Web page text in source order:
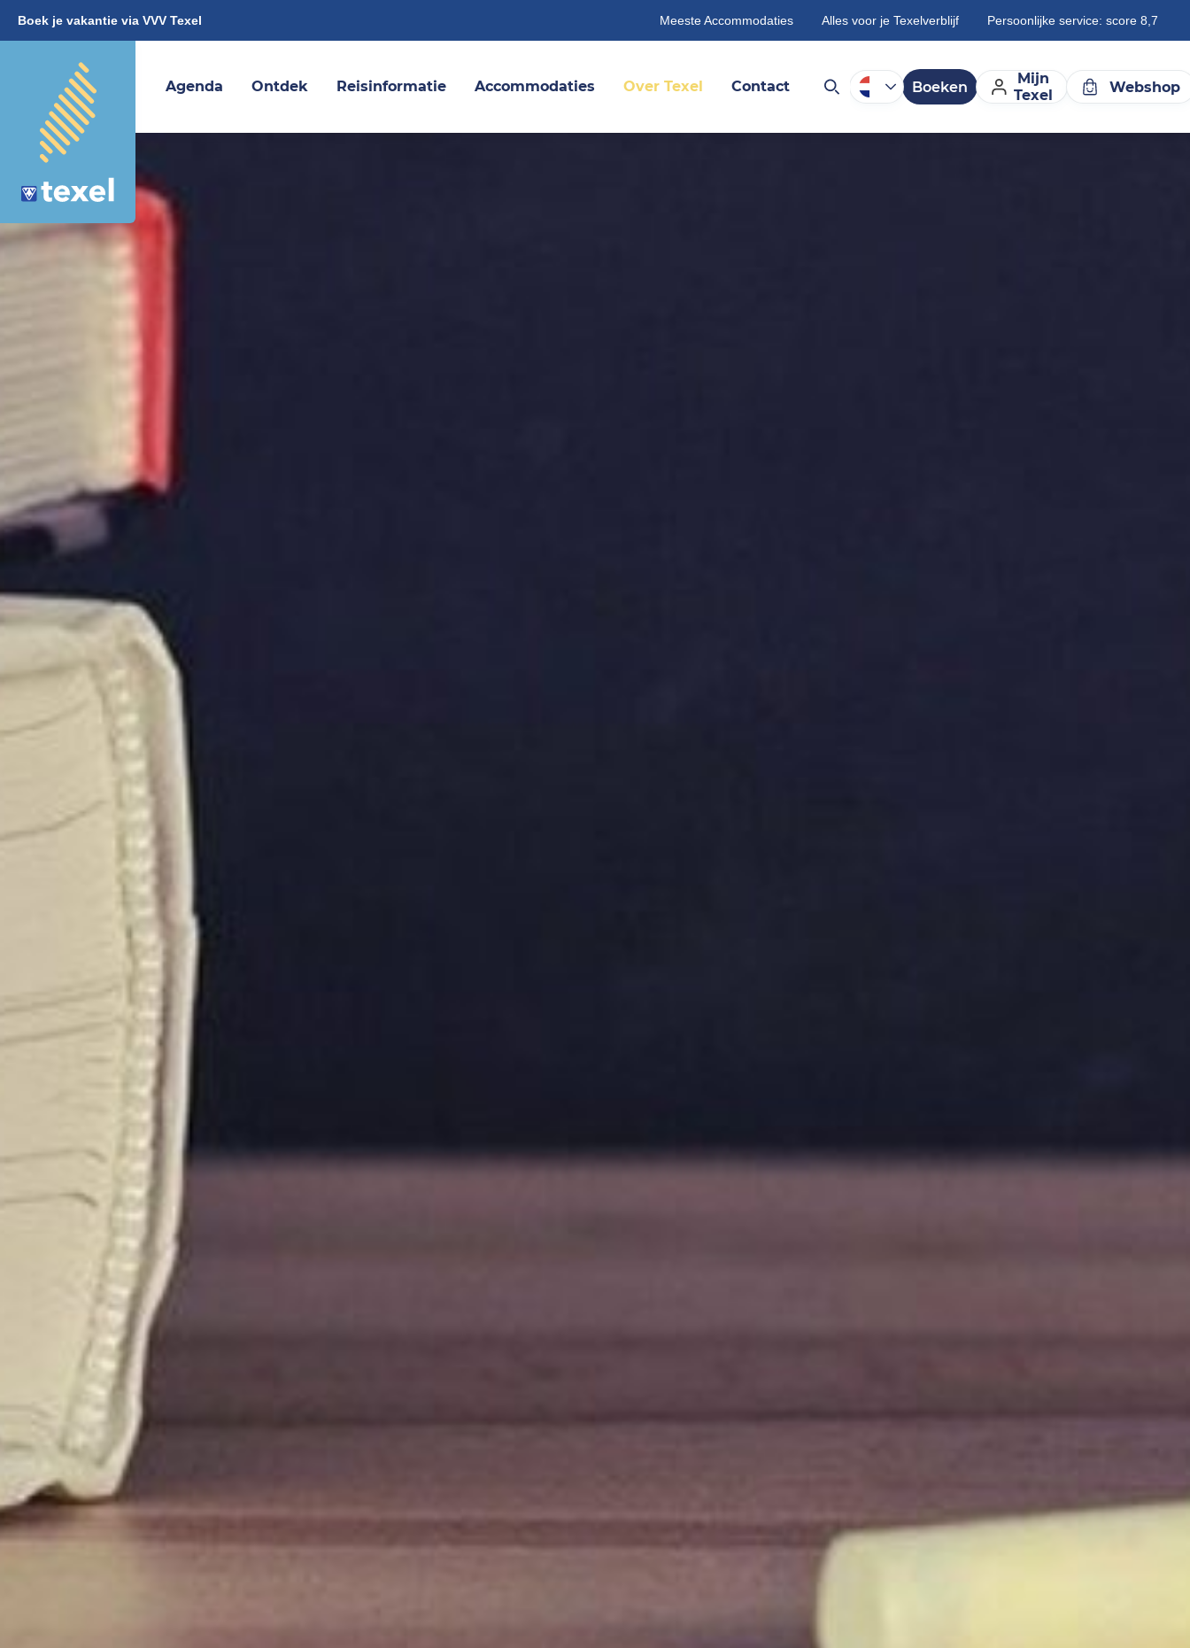
Boek je vakantie via VVV Texel Meeste Accommodaties Alles voor je Texelverblijf Persoonlijke service: score 8,7
Agenda Ontdek Reisinformatie Accommodaties Over Texel Contact Boeken
Mijn
Texel
Webshop